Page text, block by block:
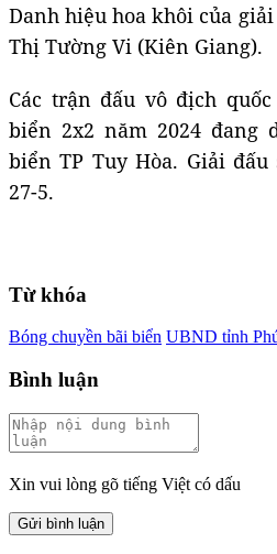
Danh hiệu hoa khôi của
Thị Tường Vi (Kiên Giang).
Các trận đấu vô địch
biển 2x2 năm 2024 đang
biển TP Tuy Hòa. Giải
27-5.
Từ khóa
Bóng chuyền bãi biển UBND tỉnh
Bình luận
Xin vui lòng gõ tiếng Việt có dấu
Gửi bình luận